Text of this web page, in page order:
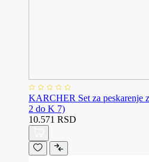
KARCHER Set za peskarenje
2 do K 7)
10.571 RSD